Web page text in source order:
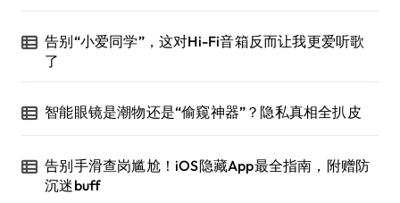
告别“小爱同学”，这对Hi-Fi音箱反而让我更爱听歌
了
智能眼镜是潮物还是“偷窥神器”？隐私真相全扒皮
告别手滑查岗尴尬！iOS隐藏App最全指南，附赠防
沉迷buff